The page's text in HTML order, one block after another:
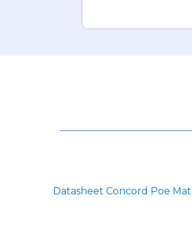
Datasheet Concord Poe